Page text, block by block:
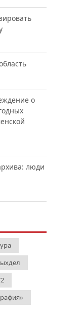
о
люди